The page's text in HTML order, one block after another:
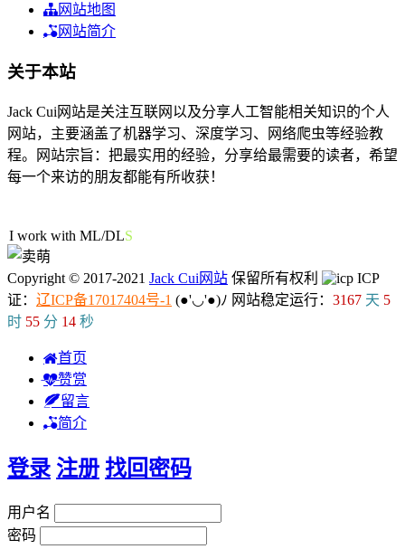
网站地图
网站简介
关于本站
Jack Cui网站是关注互联网以及分享人工智能相关知识的个人
网站，主要涵盖了机器学习、深度学习、网络爬虫等经验教
程。网站宗旨：把最实用的经验，分享给最需要的读者，希望
每一个来访的朋友都能有所收获！
I work with ML/DL'
Copyright © 2017-2021 Jack Cui网站 保留所有权利
ICP
证： 辽ICP备17017404号-1 (●'◡'●)ﾉ 网站稳定运行： 3167 天 5
时 55 分 14 秒
首页
赞赏
留言
简介
登录 注册 找回密码
用户名
密码